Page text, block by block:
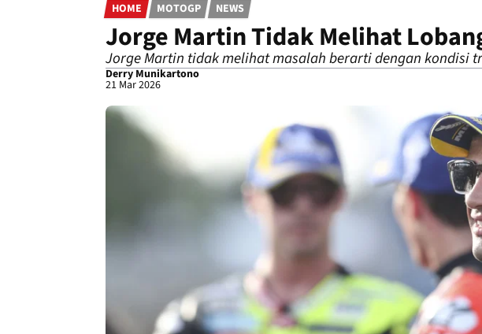
HOME MOTOGP NEWS
Jorge Martin Tidak Melihat
Jorge Martin tidak melihat masalah berarti dengan kondisi
Derry Munikartono
21 Mar 2026